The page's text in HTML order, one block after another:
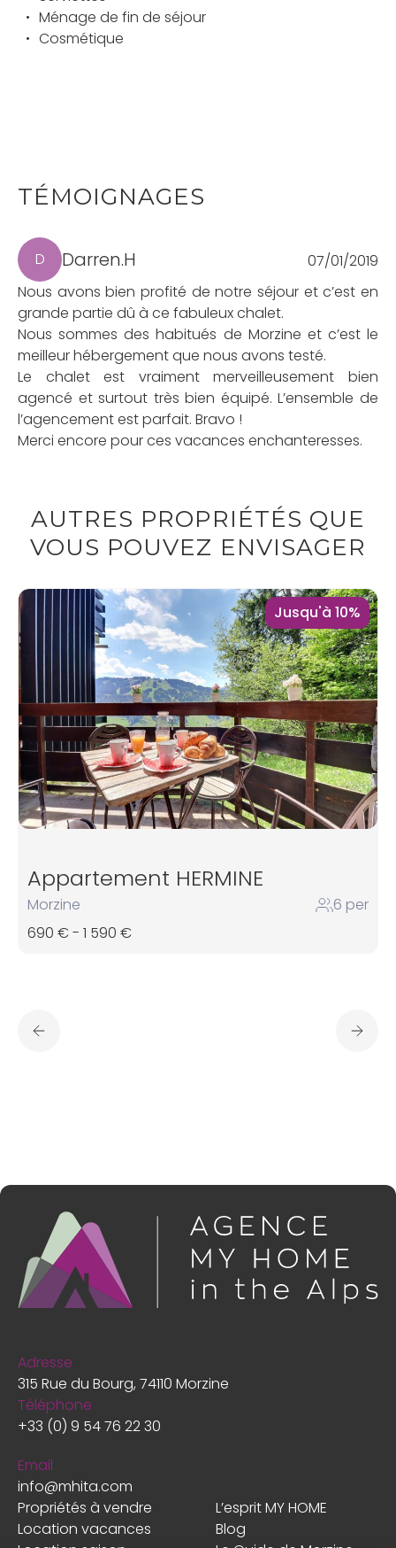
Ménage de fin de séjour
Cosmétique
TÉMOIGNAGES
D Darren.H
07/01/2019
Nous avons bien profité de notre séjour et c’est en
grande partie dû à ce fabuleux chalet.
Nous sommes des habitués de Morzine et c’est le
meilleur hébergement que nous avons testé.
Le chalet est vraiment merveilleusement bien
agencé et surtout très bien équipé. L’ensemble de
l’agencement est parfait. Bravo !
Merci encore pour ces vacances enchanteresses.
AUTRES PROPRIÉTÉS QUE
VOUS POUVEZ ENVISAGER
Jusqu'à 10%
Appartement HERMINE
Morzine
6 per
690 € - 1 590 €
Propriétés à vendre
L’esprit MY HOME
Location vacances
Blog
Adresse
315 Rue du Bourg, 74110 Morzine
Téléphone
+33 (0) 9 54 76 22 30
Email
info@mhita.com